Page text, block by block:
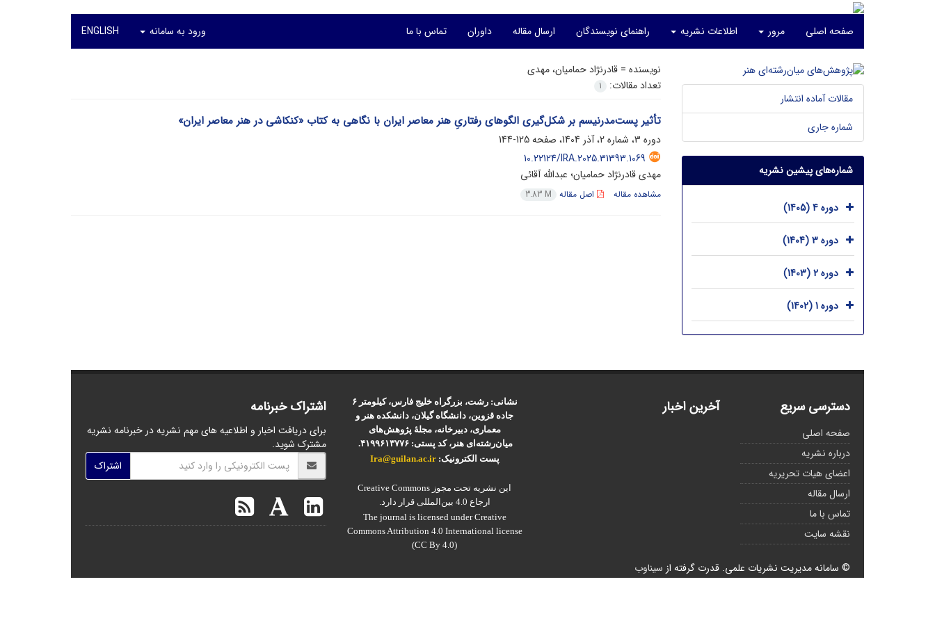
صفحه اصلی مرور اطلاعات نشریه راهنمای نویسندگان ارسال مقاله داوران تماس با ما ورود به سامانه ENGLISH
نویسنده =قادرنژاد حمامیان، مهدی
تعداد مقالات:
1
تأثیر پست‌مدرنیسم بر شکل‌گیری الگوهای رفتاریِ هنر معاصر ایران با نگاهی به کتاب «کنکاشی در هنر معاصر ایران»
دوره 3، شماره 2، آذر 1404، صفحه
125-144
10.22124/IRA.2025.31393.1069
مهدی قادرنژاد حمامیان؛ عبدالله آقائی
مشاهده مقاله اصل مقاله 3.83 M
مقالات آماده انتشار
شماره جاری
شماره‌های پیشین نشریه
دوره 4 (1405)
دوره 3 (1404)
دوره 2 (1403)
دوره 1 (1402)
دسترسی سریع
صفحه اصلی
درباره نشریه
اعضای هیات تحریریه
ارسال مقاله
تماس با ما
نقشه سایت
آخرین اخبار
نشانی: رشت، بزرگراه خلیج فارس، کیلومتر ۶
جاده قزوین، دانشگاه گیلان، دانشکده هنر و
معماری، دبیرخانه، مجلۀ پژوهش‌های
میان‌رشته‌ای هنر، کد پستی: ۴۱۹۹۶۱۳۷۷۶.
پست الکترونیک:Ira@guilan.ac.ir
این نشریه تحت مجوز Creative Commons
ارجاع 4.0 بین‌المللی قرار دارد.
The journal is licensed under Creative
Commons Attribution 4.0 International license
(CC By 4.0)
اشتراک خبرنامه
برای دریافت اخبار و اطلاعیه های مهم نشریه در خبرنامه نشریه
مشترک شوید.
اشتراک
© سامانه مدیریت نشریات علمی. قدرت گرفته از سیناوب